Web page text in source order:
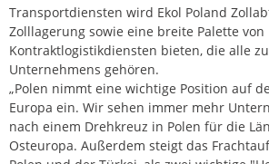
Transportdiensten wird Ekol Poland
Zolllagerung sowie eine breite Palette von
Kontraktlogistikdiensten bieten, die alle
Unternehmens gehören.
„Polen nimmt eine wichtige Position auf
Europa ein. Wir sehen immer mehr
nach einem Drehkreuz in Polen für die
Osteuropa. Außerdem steigt das